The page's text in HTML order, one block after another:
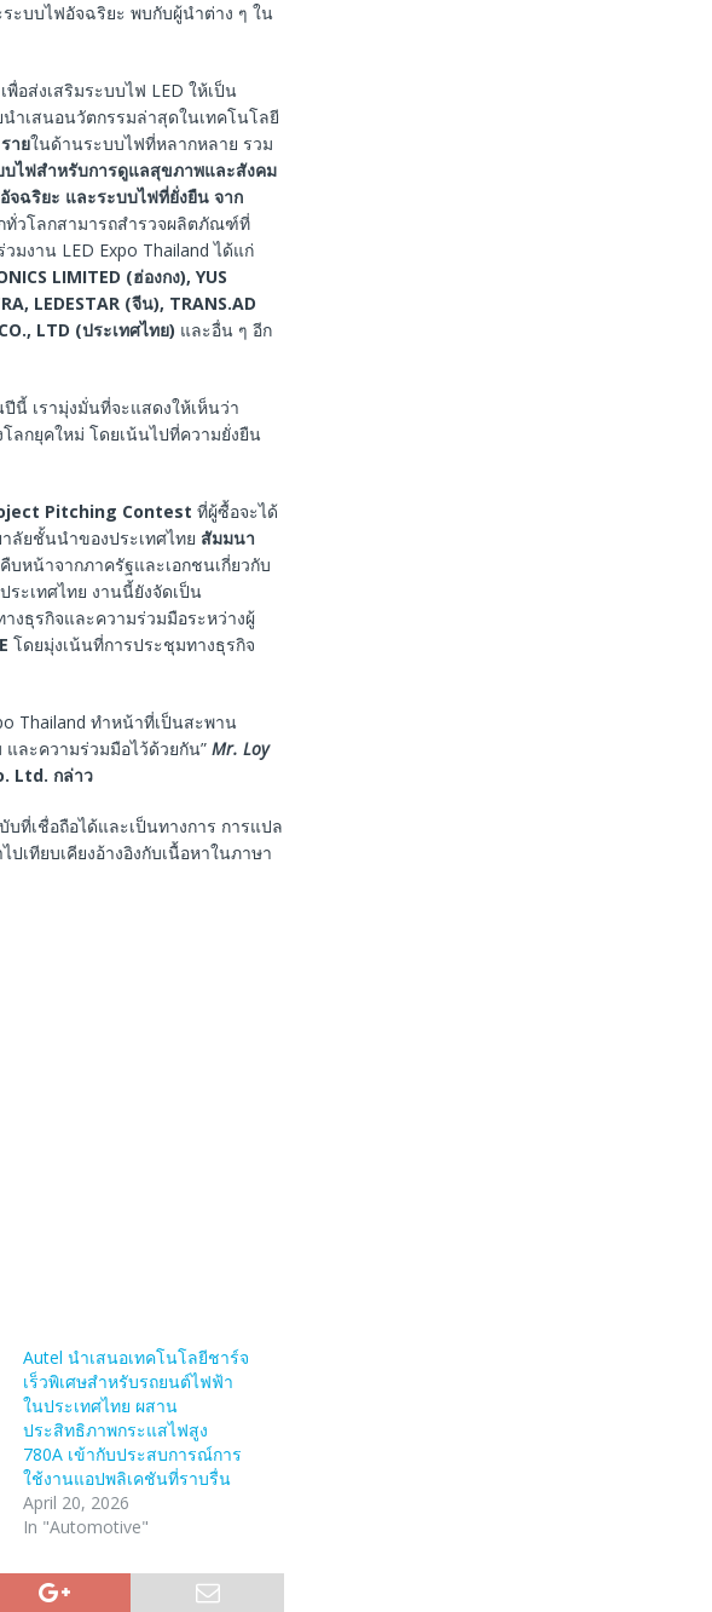
ะบบไฟอัจฉริยะ พบกับผู้นำต่าง ๆ ใน
เพื่อส่งเสริมระบบไฟ LED ให้เป็น
ำเสนอนวัตกรรมล่าสุดในเทคโนโลยี
รายในด้านระบบไฟที่หลากหลาย รวม
ไฟสำหรับการดูแลสุขภาพและสังคม
ฉริยะ และระบบไฟที่ยั่งยืน จาก
ทั่วโลกสามารถสำรวจผลิตภัณฑ์ที่
งาน LED Expo Thailand ได้แก่
LIMITED (ฮ่องกง), YUS
LEDESTAR (จีน), TRANS.AD
LTD (ประเทศไทย) และอื่น ๆ อีก
ปีนี้ เรามุ่งมั่นที่จะแสดงให้เห็นว่า
ลกยุคใหม่ โดยเน้นไปที่ความยั่งยืน
Pitching Contest ที่ผู้ซื้อจะได้
ลัยชั้นนำของประเทศไทย สัมมนา
หน้าจากภาครัฐและเอกชนเกี่ยวกับ
ะเทศไทย งานนี้ยังจัดเป็น
งธุรกิจและความร่วมมือระหว่างผู้
โดยมุ่งเน้นที่การประชุมทางธุรกิจ
Thailand ทำหน้าที่เป็นสะพาน
ละความร่วมมือไว้ด้วยกัน” Mr. Loy
Ltd. กล่าว
เชื่อถือได้และเป็นทางการ การแปล
เทียบเคียงอ้างอิงกับเนื้อหาในภาษา
Autel นำเสนอเทคโนโลยีชาร์จ
เร็วพิเศษสำหรับรถยนต์ไฟฟ้า
ในประเทศไทย ผสาน
ประสิทธิภาพกระแสไฟสูง
780A เข้ากับประสบการณ์การ
ใช้งานแอปพลิเคชันที่ราบรื่น
April 20, 2026
In "Automotive"